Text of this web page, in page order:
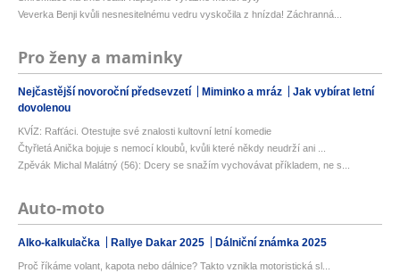
Veverka Benji kvůli nesnesitelnému vedru vyskočila z hnízda! Záchranná...
Pro ženy a maminky
Nejčastější novoroční předsevzetí Miminko a mráz
Jak vybírat letní
dovolenou
KVÍZ: Rafťáci. Otestujte své znalosti kultovní letní komedie
Čtyřletá Anička bojuje s nemocí kloubů, kvůli které někdy neudrží ani ...
Zpěvák Michal Malátný (56): Dcery se snažím vychovávat příkladem, ne s...
Auto-moto
Alko-kalkulačka Rallye Dakar 2025 Dálniční známka 2025
Proč říkáme volant, kapota nebo dálnice? Takto vznikla motoristická sl...